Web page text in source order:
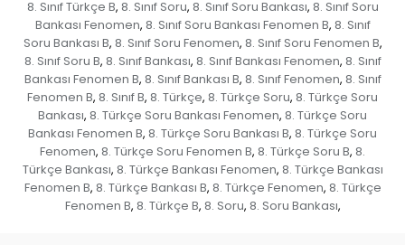
8. Sınıf Türkçe B, 8. Sınıf Soru, 8. Sınıf Soru Bankası, 8. Sınıf Soru
Bankası Fenomen, 8. Sınıf Soru Bankası Fenomen B, 8. Sınıf
Soru Bankası B, 8. Sınıf Soru Fenomen, 8. Sınıf Soru Fenomen B,
8. Sınıf Soru B, 8. Sınıf Bankası, 8. Sınıf Bankası Fenomen, 8. Sınıf
Bankası Fenomen B, 8. Sınıf Bankası B, 8. Sınıf Fenomen, 8. Sınıf
Fenomen B, 8. Sınıf B, 8. Türkçe, 8. Türkçe Soru, 8. Türkçe Soru
Bankası, 8. Türkçe Soru Bankası Fenomen, 8. Türkçe Soru
Bankası Fenomen B, 8. Türkçe Soru Bankası B, 8. Türkçe Soru
Fenomen, 8. Türkçe Soru Fenomen B, 8. Türkçe Soru B, 8.
Türkçe Bankası, 8. Türkçe Bankası Fenomen, 8. Türkçe Bankası
Fenomen B, 8. Türkçe Bankası B, 8. Türkçe Fenomen, 8. Türkçe
Fenomen B, 8. Türkçe B, 8. Soru, 8. Soru Bankası,